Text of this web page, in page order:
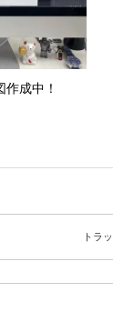
成中！
トラ